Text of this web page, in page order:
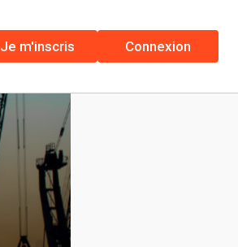
Je m'inscris Connexion